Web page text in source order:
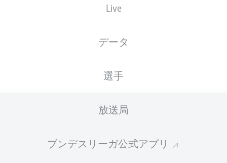
Live
データ
選手
放送局
ブンデスリーガ公式アプリ